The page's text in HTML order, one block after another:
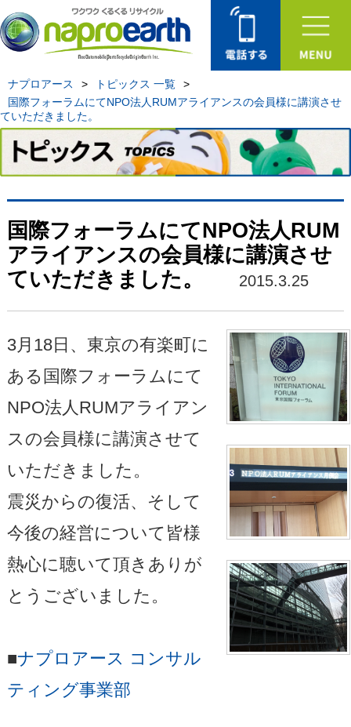
ナプロアース > トピックス 一覧
>
国際フォーラムにてNPO法人RUMアライアンスの会員様に講演させ
ていただきました。
国際フォーラムにてNPO法人RUM
アライアンスの会員様に講演させ
ていただきました。
2015.3.25
3月18日、東京の有楽町に
ある国際フォーラムにて
NPO法人RUMアライアン
スの会員様に講演させて
いただきました。
震災からの復活、そして
今後の経営について皆様
熱心に聴いて頂きありが
とうございました。
■ナプロアース コンサル
ティング事業部